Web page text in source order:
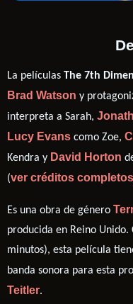
La películas The 7th
Brad Watson y
interpreta a Sarah,
Lucy Evans como Zoe,
Kendra y David Horton
(ver créditos completos
Es una obra de género
producida en Reino Unido.
minutos), esta película
banda sonora para esta
Teitler.